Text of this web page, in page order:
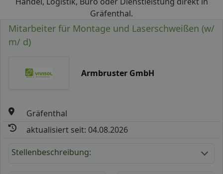
Gräfenthal.
Mitarbeiter für Montage und Laserschweißen (w/
m/ d)
Armbruster GmbH
Gräfenthal
aktualisiert seit: 04.08.2026
Stellenbeschreibung: